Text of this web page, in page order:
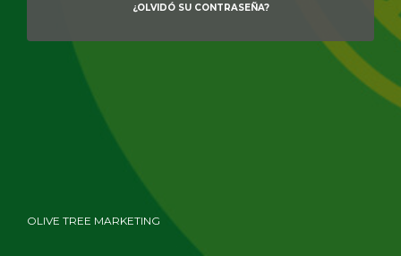
¿OLVIDÓ SU CONTRASEÑA?
OLIVE TREE MARKETING